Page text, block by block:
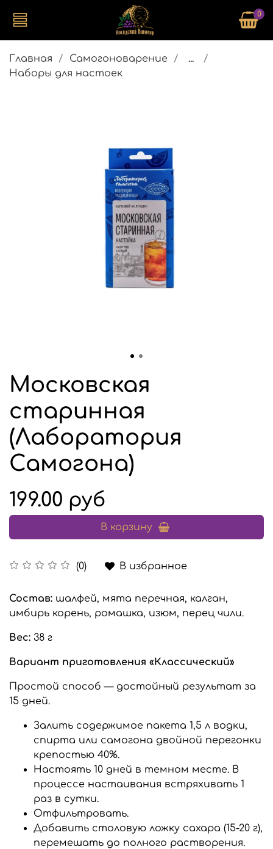
0
Главная Самогоноварение
...
Наборы для настоек
Московская
старинная
(Лаборатория
Самогона)
(0) В избранное
199.00 руб
В корзину
Состав: шалфей, мята перечная, калган,
имбирь корень, ромашка, изюм, перец чили.
Вес: 38 г
Вариант приготовления «Классический»
Простой способ — достойный результат за
15 дней.
Залить содержимое пакета 1,5 л водки,
спирта или самогона двойной перегонки
крепостью 40%.
Настоять 10 дней в темном месте. В
процессе настаивания встряхивать 1
раз в сутки.
Отфильтровать.
Добавить столовую ложку сахара (15-20 г),
перемешать до полного растворения.